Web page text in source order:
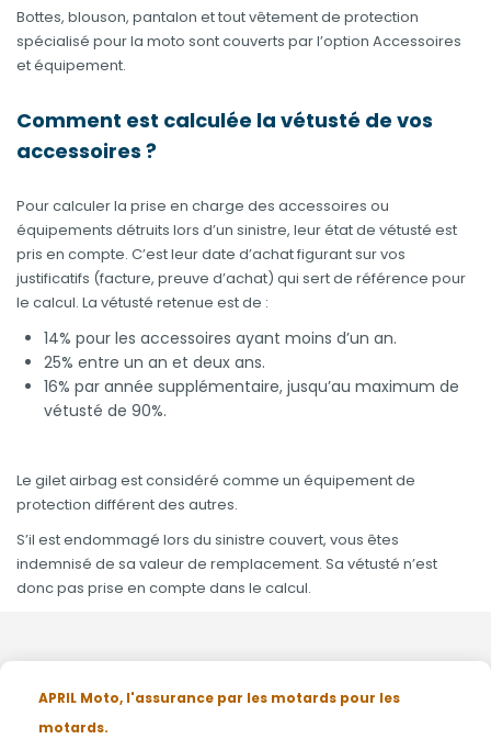
Bottes, blouson, pantalon et tout vêtement de protection
spécialisé pour la moto sont couverts par l’option Accessoires
et équipement.
Comment est calculée la vétusté de vos
accessoires ?
Pour calculer la prise en charge des accessoires ou
équipements détruits lors d’un sinistre, leur état de vétusté est
pris en compte. C’est leur date d’achat figurant sur vos
justificatifs (facture, preuve d’achat) qui sert de référence pour
le calcul. La vétusté retenue est de :
14% pour les accessoires ayant moins d’un an.
25% entre un an et deux ans.
16% par année supplémentaire, jusqu’au maximum de
vétusté de 90%.
Le gilet airbag est considéré comme un équipement de
protection différent des autres.
S’il est endommagé lors du sinistre couvert, vous êtes
indemnisé de sa valeur de remplacement. Sa vétusté n’est
donc pas prise en compte dans le calcul.
APRIL Moto, l'assurance par les motards pour les
motards.